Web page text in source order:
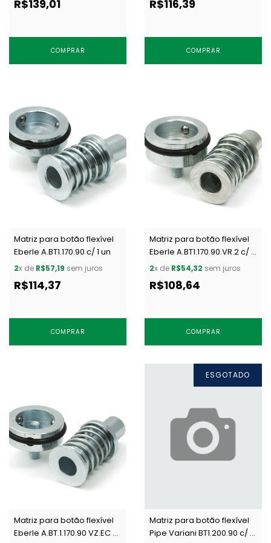
R$139,01
COMPRAR
R$116,39
COMPRAR
Matriz para botão flexível
Eberle A.BT1.170.90 c/ 1 un
2x de R$57,19 sem juros
R$114,37
COMPRAR
Matriz para botão flexível
Eberle A.BT1.170.90.VR.2 c/ 1
un
2x de R$54,32 sem juros
R$108,64
COMPRAR
Matriz para botão flexível
Eberle A.BT.1.170.90 VZ.EC c/
ESGOTADO
Matriz para botão flexível
Pipe Variani BT1.200.90 c/ 1